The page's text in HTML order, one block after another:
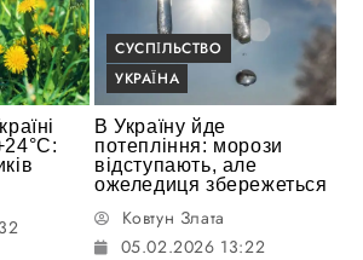
СУСПІЛЬСТВО
УКРАЇНА
В Україну йде
потепління: морози
відступають, але
ожеледиця збережеться
Ковтун Злата
05.02.2026 13:22